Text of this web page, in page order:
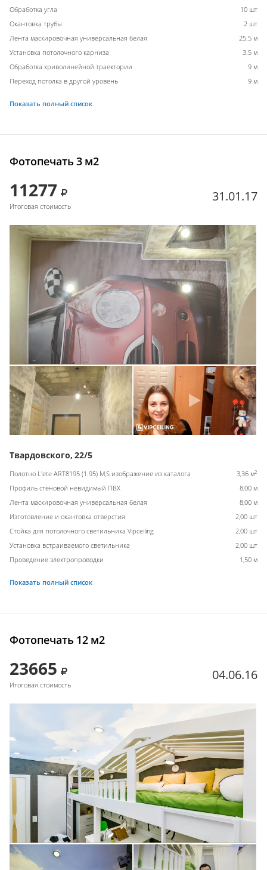
Обработка угла
10 шт
Окантовка трубы
2 шт
Лента маскировочная универсальная белая
25.5 м
Установка потолочного карниза
3.5 м
Обработка криволинейной траектории
9 м
Переход потолка в другой уровень
9 м
Показать полный список
Фотопечать 3 м2
11277
Итоговая стоимость
31.01.17
Твардовского, 22/5
Полотно L'ete ART8195 (1.95) M,S изображение из каталога 3,36 м2
Профиль стеновой невидимый ПВХ
8,00 м
Лента маскировочная универсальная белая
8,00 м
Изготовление и окантовка отверстия
2,00 шт
Стойка для потолочного светильника Vipceiling
2,00 шт
Установка встраиваемого светильника
2,00 шт
Проведение электропроводки
1,50 м
Показать полный список
Фотопечать 12 м2
23665
Итоговая стоимость
04.06.16